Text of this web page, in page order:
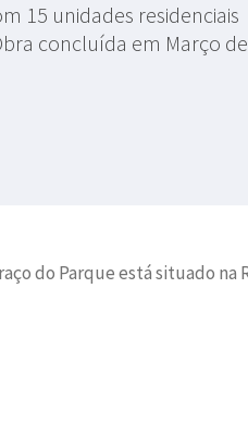
15 unidades residenciais
concluída em Março de
do Parque está situado na